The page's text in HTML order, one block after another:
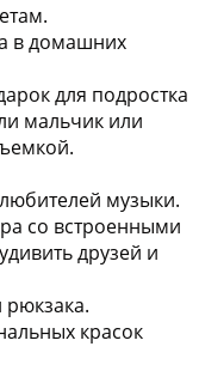
.
в домашних
для подростка
мальчик или
музыки.
со встроенными
друзей и
рюкзака.
красок